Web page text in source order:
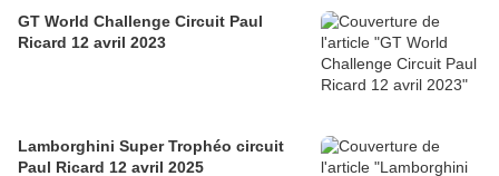
GT World Challenge Circuit Paul
Ricard 12 avril 2023
Lamborghini Super Trophéo circuit
Paul Ricard 12 avril 2025